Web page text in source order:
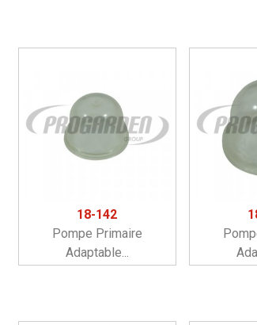
18-142
Pompe Primaire
Adaptable...